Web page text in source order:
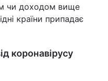
чи доходом вище
країни припадає
коронавірусу